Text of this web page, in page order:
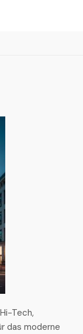
Tech,
das moderne